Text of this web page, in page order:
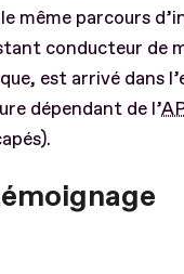
le même parcours
conducteur de
est arrivé dans
dépendant de l’